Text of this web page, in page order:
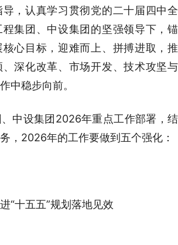
，认真学习贯彻党的二十届四中全
集团、中设集团的坚强领导下，锚
心目标，迎难而上、拼搏进取，推
深化改革、市场开发、技术攻坚与
中稳步向前。
中设集团2026年重点工作部署，结
，2026年的工作要做到五个强化：
“十五五”规划落地见效